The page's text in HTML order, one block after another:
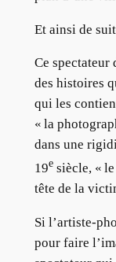
Et ainsi de
Ce spectateur
des histoires
qui les
« la
dans une
19e siècle, «
tête de la
Si l’artiste-
pour faire